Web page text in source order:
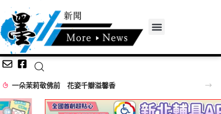
一朵茉莉敬佛前 花姿千瓣溢馨香